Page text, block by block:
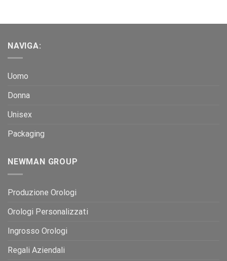
NAVIGA:
Uomo
Donna
Unisex
Packaging
NEWMAN GROUP
Produzione Orologi
Orologi Personalizzati
Ingrosso Orologi
Regali Aziendali